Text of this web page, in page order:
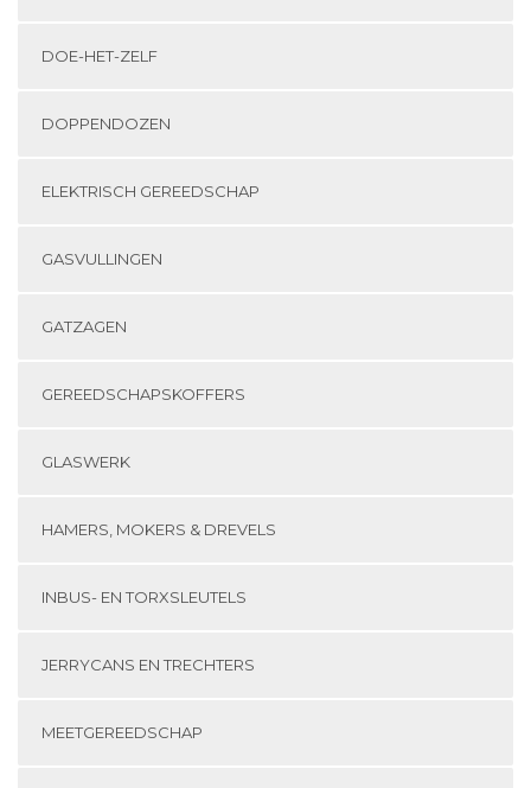
DOE-HET-ZELF
DOPPENDOZEN
ELEKTRISCH GEREEDSCHAP
GASVULLINGEN
GATZAGEN
GEREEDSCHAPSKOFFERS
GLASWERK
HAMERS, MOKERS & DREVELS
INBUS- EN TORXSLEUTELS
JERRYCANS EN TRECHTERS
MEETGEREEDSCHAP